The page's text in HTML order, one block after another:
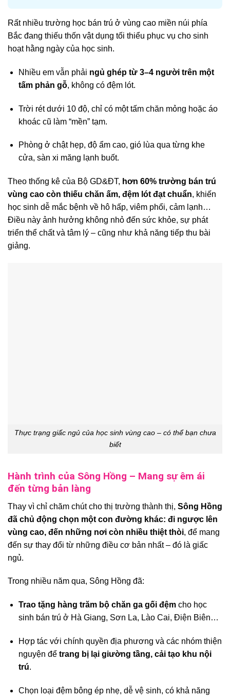
Rất nhiều trường học bán trú ở vùng cao miền núi phía
Bắc đang thiếu thốn vật dụng tối thiểu phục vụ cho sinh
hoạt hằng ngày của học sinh.
Nhiều em vẫn phải ngủ ghép từ 3–4 người trên một
tấm phản gỗ, không có đệm lót.
Trời rét dưới 10 độ, chỉ có một tấm chăn mỏng hoặc áo
khoác cũ làm “mền” tạm.
Phòng ở chật hẹp, độ ẩm cao, gió lùa qua từng khe
cửa, sàn xi măng lạnh buốt.
Theo thống kê của Bộ GD&ĐT, hơn 60% trường bán trú
vùng cao còn thiếu chăn ấm, đệm lót đạt chuẩn, khiến
học sinh dễ mắc bệnh về hô hấp, viêm phổi, cảm lạnh…
Điều này ảnh hưởng không nhỏ đến sức khỏe, sự phát
triển thể chất và tâm lý – cũng như khả năng tiếp thu bài
giảng.
Thực trạng giấc ngủ của học sinh vùng cao – có thể bạn chưa
biết
Hành trình của Sông Hồng – Mang sự êm ái
đến từng bản làng
Thay vì chỉ chăm chút cho thị trường thành thị, Sông Hồng
đã chủ động chọn một con đường khác: đi ngược lên
vùng cao, đến những nơi còn nhiều thiệt thòi, để mang
đến sự thay đổi từ những điều cơ bản nhất – đó là giấc
ngủ.
Trong nhiều năm qua, Sông Hồng đã:
Trao tặng hàng trăm bộ chăn ga gối đệmcho học
sinh bán trú ở Hà Giang, Sơn La, Lào Cai, Điện Biên…
Hợp tác với chính quyền địa phương và các nhóm thiện
nguyện để trang bị lại giường tầng, cải tạo khu nội
trú.
Chọn loại đệm bông ép nhẹ, dễ vệ sinh, có khả năng